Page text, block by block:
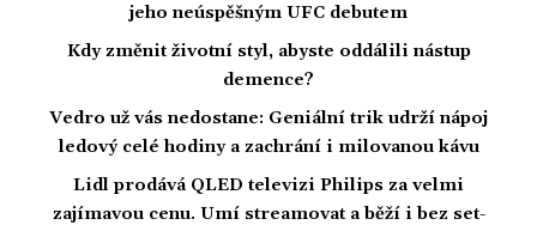
jeho neúspěšným UFC debutem
Kdy změnit životní styl, abyste oddálili nástup
demence?
Vedro už vás nedostane: Geniální trik udrží nápoj
ledový celé hodiny a zachrání i milovanou kávu
Lidl prodává QLED televizi Philips za velmi
zajímavou cenu. Umí streamovat a běží i bez set-